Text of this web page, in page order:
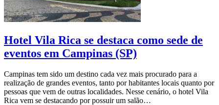
Hotel Vila Rica se destaca como sede de
eventos em Campinas (SP)
Campinas tem sido um destino cada vez mais procurado para a
realização de grandes eventos, tanto por habitantes locais quanto por
pessoas que vem de outras localidades. Nesse cenário, o hotel Vila
Rica vem se destacando por possuir um salão…